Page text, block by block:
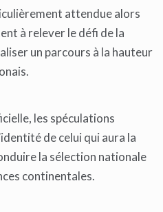
attendue alors
à relever le défi de la
un parcours à la hauteur
les spéculations
de celui qui aura la
la sélection nationale
continentales.